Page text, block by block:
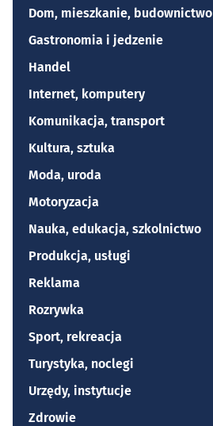
Dom, mieszkanie, budownictwo
Gastronomia i jedzenie
Handel
Internet, komputery
Komunikacja, transport
Kultura, sztuka
Moda, uroda
Motoryzacja
Nauka, edukacja, szkolnictwo
Produkcja, usługi
Reklama
Rozrywka
Sport, rekreacja
Turystyka, noclegi
Urzędy, instytucje
Zdrowie